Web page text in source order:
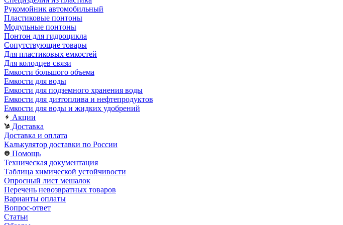
Рукомойник автомобильный
Пластиковые понтоны
Модульные понтоны
Понтон для гидроцикла
Сопутствующие товары
Для пластиковых емкостей
Для колодцев связи
Емкости большого объема
Емкости для воды
Емкости для подземного хранения воды
Емкости для дизтоплива и нефтепродуктов
Емкости для воды и жидких удобрений
Акции
Доставка
Доставка и оплата
Калькулятор доставки по России
Помощь
Техническая документация
Таблица химической устойчивости
Опросный лист мешалок
Перечень невозвратных товаров
Варианты оплаты
Вопрос-ответ
Статьи